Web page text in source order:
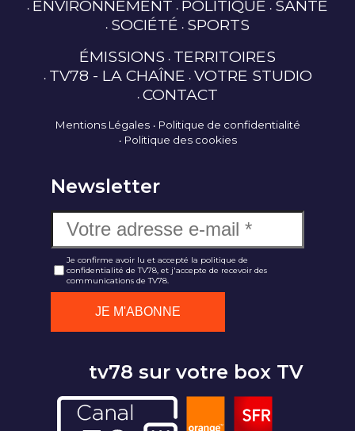
ENVIRONNEMENT POLITIQUE SANTÉ
SOCIÉTÉ SPORTS
ÉMISSIONS TERRITOIRES
TV78 - LA CHAÎNE VOTRE STUDIO
CONTACT
Mentions Légales
Politique de confidentialité
Politique des cookies
Newsletter
Je confirme avoir lu et accepté la politique de
confidentialité de TV78, et j'accepte de recevoir des
communications de TV78.
tv78 sur votre box TV